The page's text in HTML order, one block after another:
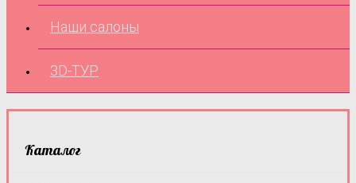
Наши салоны
3D-ТУР
Каталог